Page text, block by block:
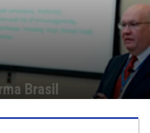
Brasil